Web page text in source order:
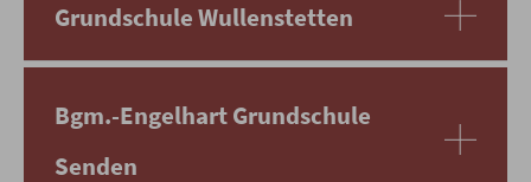
Grundschule Wullenstetten
Bgm.-Engelhart Grundschule
Senden